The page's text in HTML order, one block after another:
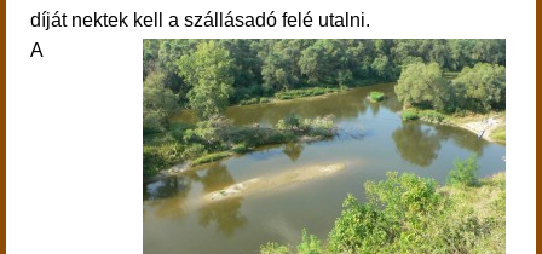
díját nektek kell a szállásadó felé utalni.
A